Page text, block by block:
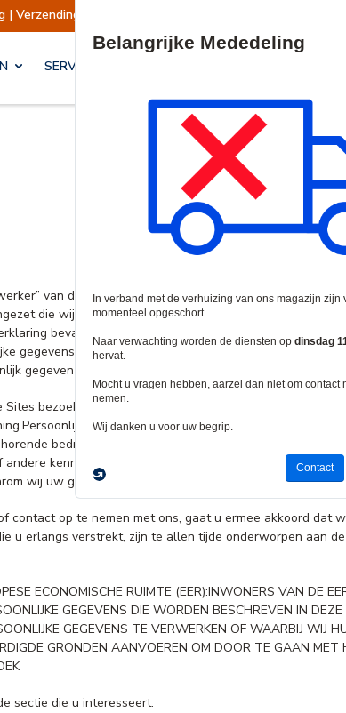
| Verzendingen opgeschort
SERVICES & OPLOSSINGEN
van de persoonlijke gegevens die wij over u
die wij ondernemen om uw persoonlijke gegevens
bevatten (tezamen onze “Sites”), of wanneer u
gegevens die wij verzamelen, de doeleinden waarvoor
gegeven is een gegeven of een combinatie van
bezoekt die een koppeling naar deze
gegevens die over u worden verzameld
bedrijven aan u beschikbaar worden gesteld),
kennisgevingen die wij u kunnen verstrekken bij
wij uw gegevens gebruiken.
op te nemen met ons, gaat u ermee akkoord dat
u erlangs verstrekt, zijn te allen tijde onderworpen aan
ECONOMISCHE RUIMTE (EER):INWONERS VAN DE
GEGEVENS DIE WORDEN BESCHREVEN IN
GEGEVENS TE VERWERKEN OF WAARBIJ WIJ
GRONDEN AANVOEREN OM DOOR TE GAAN
sectie die u interesseert: